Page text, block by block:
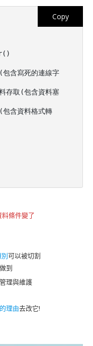
Copy
條件變了
可以被切割
到
理與維護
理由去改它!